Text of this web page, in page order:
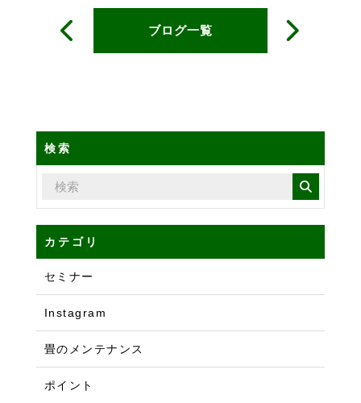
ブログ一覧
検索
カテゴリ
セミナー
Instagram
畳のメンテナンス
ポイント